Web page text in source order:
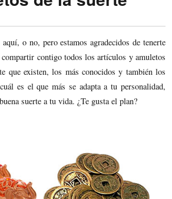
o no, pero estamos agradecidos de tenerte
contigo todos los artículos y amuletos
que existen, los más conocidos y también los
es el que más se adapta a tu personalidad,
suerte a tu vida. ¿Te gusta el plan?